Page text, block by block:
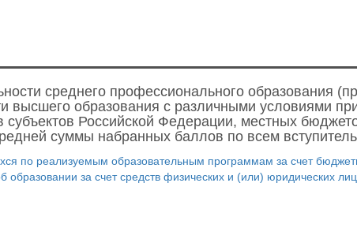
среднего профессионального образования
высшего образования с различными условиями
Российской Федерации, местных
суммы набранных баллов по всем
реализуемым образовательным программам за счет
за счет средств физических и (или) юридических